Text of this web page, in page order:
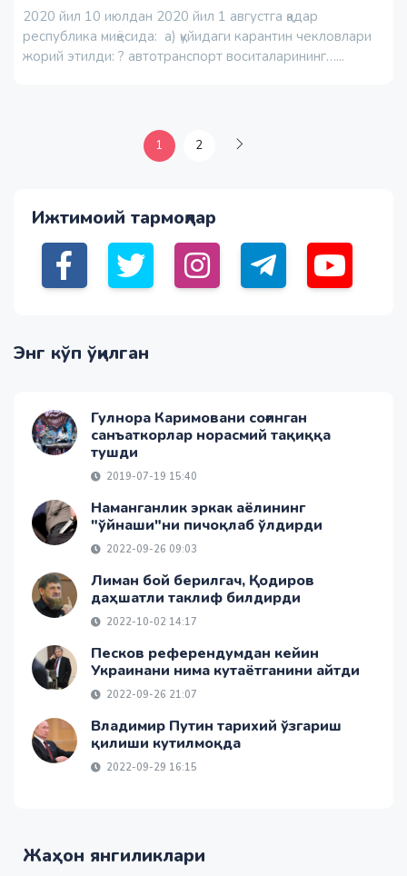
2020 йил 10 июлдан 2020 йил 1 августга қадар
республика миқёсида: а) қуйидаги карантин чекловлари
жорий этилди: ? автотранспорт воситаларининг…...
1 2
Ижтимоий тармоқлар
Энг кўп ўқилган
Гулнора Каримовани соғинган
санъаткорлар норасмий тақиққа
тушди
2019-07-19 15:40
Наманганлик эркак аёлининг
"ўйнаши"ни пичоқлаб ўлдирди
2022-09-26 09:03
Лиман бой берилгач, Қодиров
даҳшатли таклиф билдирди
2022-10-02 14:17
Песков референдумдан кейин
Украинани нима кутаётганини айтди
2022-09-26 21:07
Владимир Путин тарихий ўзгариш
қилиши кутилмоқда
2022-09-29 16:15
Жаҳон янгиликлари